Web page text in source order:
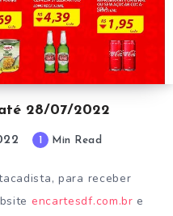
28/07/2022
1 Min Read
para receber
encartesdf.com.br e